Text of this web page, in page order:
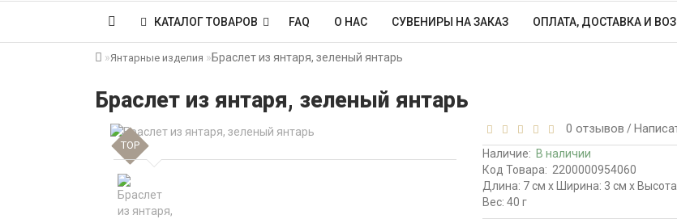
КАТАЛОГ ТОВАРОВ FAQ О НАС СУВЕНИРЫ НА ЗАКАЗ ОПЛАТА, ДОСТАВКА И
Янтарные изделия Браслет из янтаря, зеленый янтарь
Браслет из янтаря, зеленый янтарь
TOP
0 отзывов /
Наличие: В наличии
Код Товара: 2200000954060
Длина: 7 см x Ширина: 3 см x
Вес: 40 г